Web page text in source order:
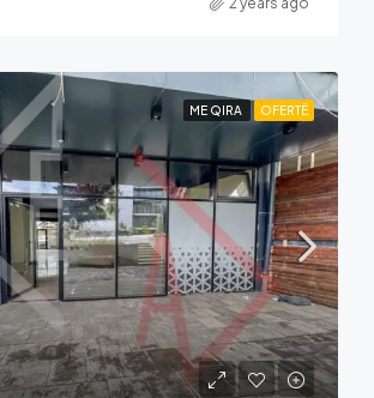
ME QIRA OFERTË